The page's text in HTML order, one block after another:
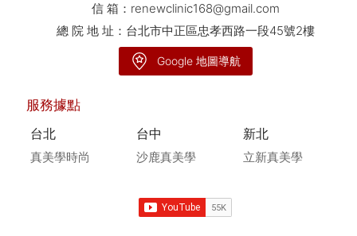
信 箱： renewclinic168@gmail.com
總 院 地 址：台北市中正區忠孝西路一段45號2樓
Google 地圖導航
服務據點
台北
真美學時尚
台中
沙鹿真美學
新北
立新真美學